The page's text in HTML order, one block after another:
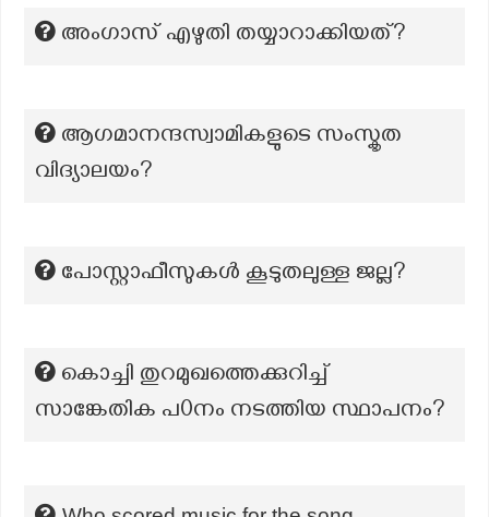
അംഗാസ് എഴുതി തയ്യാറാക്കിയത്?
ആഗമാനന്ദസ്വാമികളുടെ സംസ്കൃത
വിദ്യാലയം?
പോസ്റ്റാഫീസുകൾ കൂടുതലുള്ള ജല്ല?
കൊച്ചി തുറമുഖത്തെക്കുറിച്ച്
സാങ്കേതിക പ0നം നടത്തിയ സ്ഥാപനം?